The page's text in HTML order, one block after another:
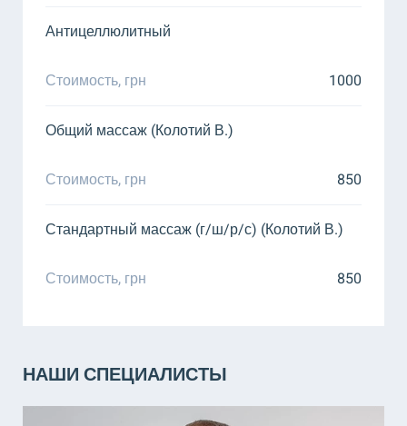
Антицеллюлитный
Стоимость, грн 1000
Общий массаж (Колотий В.)
Стоимость, грн 850
Стандартный массаж (г/ш/р/с) (Колотий В.)
Стоимость, грн 850
НАШИ СПЕЦИАЛИСТЫ